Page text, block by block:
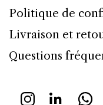
Politique de
Livraison et
Questions